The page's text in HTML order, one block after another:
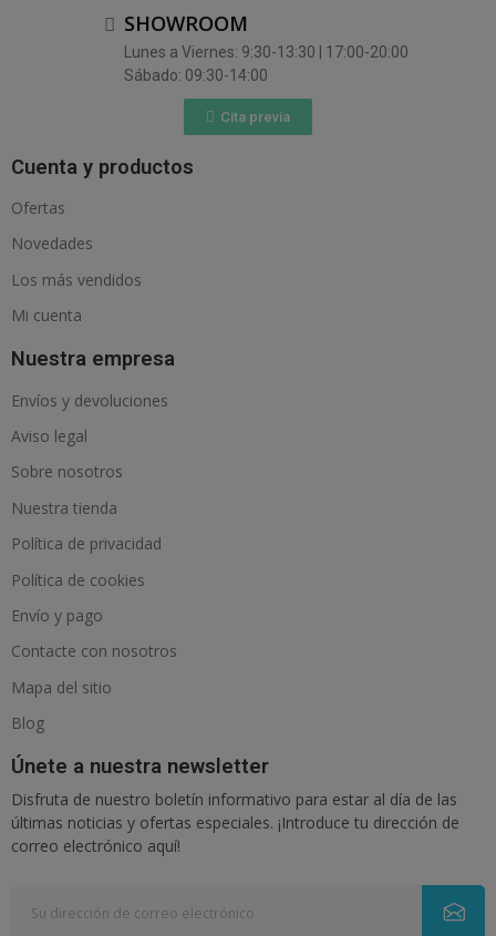
SHOWROOM
Lunes a Viernes: 9:30-13:30 | 17:00-20:00
Sábado: 09:30-14:00
Cita previa
Cuenta y productos
Ofertas
Novedades
Los más vendidos
Mi cuenta
Nuestra empresa
Envíos y devoluciones
Aviso legal
Sobre nosotros
Nuestra tienda
Política de privacidad
Política de cookies
Envío y pago
Contacte con nosotros
Mapa del sitio
Blog
Únete a nuestra newsletter
Disfruta de nuestro boletín informativo para estar al día de las
últimas noticias y ofertas especiales. ¡Introduce tu dirección de
correo electrónico aquí!